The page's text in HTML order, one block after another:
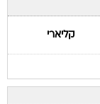
קליארי